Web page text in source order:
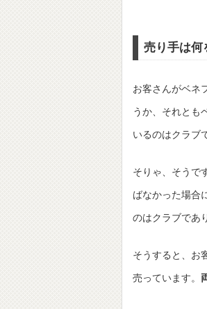
売り手は何
お客さんがベネ
うか、それとも
いるのはクラブ
そりゃ、そうで
ばなかった場合
のはクラブであ
そうすると、お
売っています。